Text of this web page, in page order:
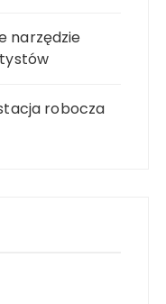
narzędzie
robocza